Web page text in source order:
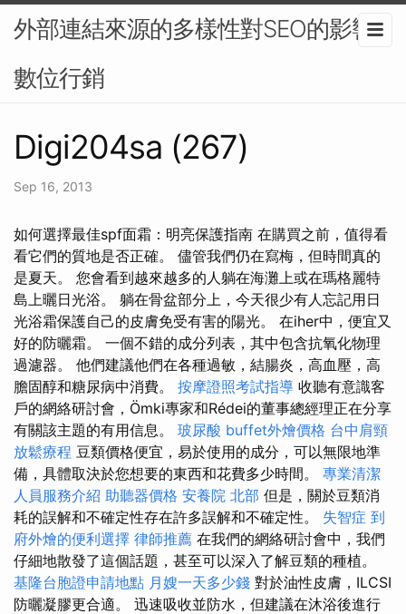
外部連結來源的多樣性對SEO的影響-
數位行銷
Digi204sa (267)
Sep 16, 2013
如何選擇最佳spf面霜：明亮保護指南 在購買之前，值得看
看它們的質地是否正確。 儘管我們仍在寫梅，但時間真的
是夏天。 您會看到越來越多的人躺在海灘上或在瑪格麗特
島上曬日光浴。 躺在骨盆部分上，今天很少有人忘記用日
光浴霜保護自己的皮膚免受有害的陽光。 在iher中，便宜又
好的防曬霜。 一個不錯的成分列表，其中包含抗氧化物理
過濾器。 他們建議他們在各種過敏，結腸炎，高血壓，高
膽固醇和糖尿病中消費。 按摩證照考試指導 收聽有意識客
戶的網絡研討會，Ömki專家和Rédei的董事總經理正在分享
有關該主題的有用信息。 玻尿酸 buffet外燴價格 台中肩頸
放鬆療程 豆類價格便宜，易於使用的成分，可以無限地準
備，具體取決於您想要的東西和花費多少時間。 專業清潔
人員服務介紹 助聽器價格 安養院 北部 但是，關於豆類消
耗的誤解和不確定性存在許多誤解和不確定性。 失智症 到
府外燴的便利選擇 律師推薦 在我們的網絡研討會中，我們
仔細地散發了這個話題，甚至可以深入了解豆類的種植。
基隆台胞證申請地點 月嫂一天多少錢 對於油性皮膚，ILCSI
防曬凝膠更合適。 迅速吸收並防水，但建議在沐浴後進行